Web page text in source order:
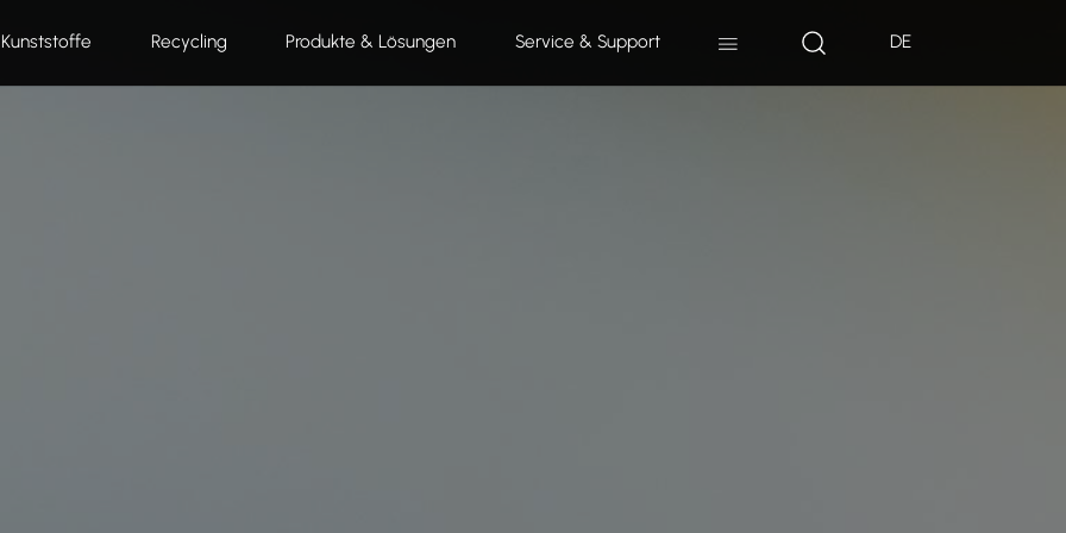
Kunststoffe Recycling Produkte & Lösungen Service & Support DE